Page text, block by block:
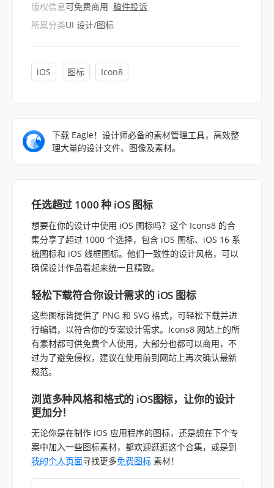
版权信息
所属分类
可免费商用 稿件投诉
UI 设计/图标
iOS 图标 Icon8
下载 Eagle！设计师必备的素材管理工具，高效整
理大量的设计文件、图像及素材。
任选超过 1000 种 iOS 图标
想要在你的设计中使用 iOS 图标吗？这个 Icons8 的合
集分享了超过 1000 个选择，包含 iOS 图标、iOS 16 系
统图标和 iOS 线框图标。他们一致性的设计风格，可以
确保设计作品看起来统一且精致。
轻松下载符合你设计需求的 iOS 图标
这些图标皆提供了 PNG 和 SVG 格式，可轻松下载并进
行编辑，以符合你的专案设计需求。Icons8 网站上的所
有素材都可供免费个人使用，大部分也都可以商用，不
过为了避免侵权，建议在使用前到网站上再次确认最新
规范。
浏览多种风格和格式的 iOS图标，让你的设计
更加分！
无论你是在制作 iOS 应用程序的图标，还是想在下个专
案中加入一些图标素材，都欢迎逛逛这个合集，或是到
我的个人页面寻找更多免费图标 素材！